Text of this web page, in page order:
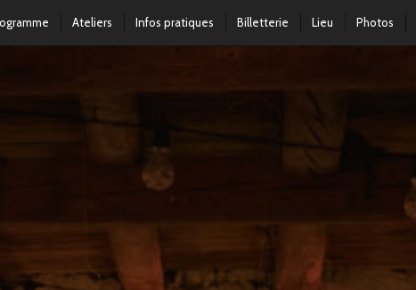
Ateliers Infos pratiques Billetterie Lieu Photos